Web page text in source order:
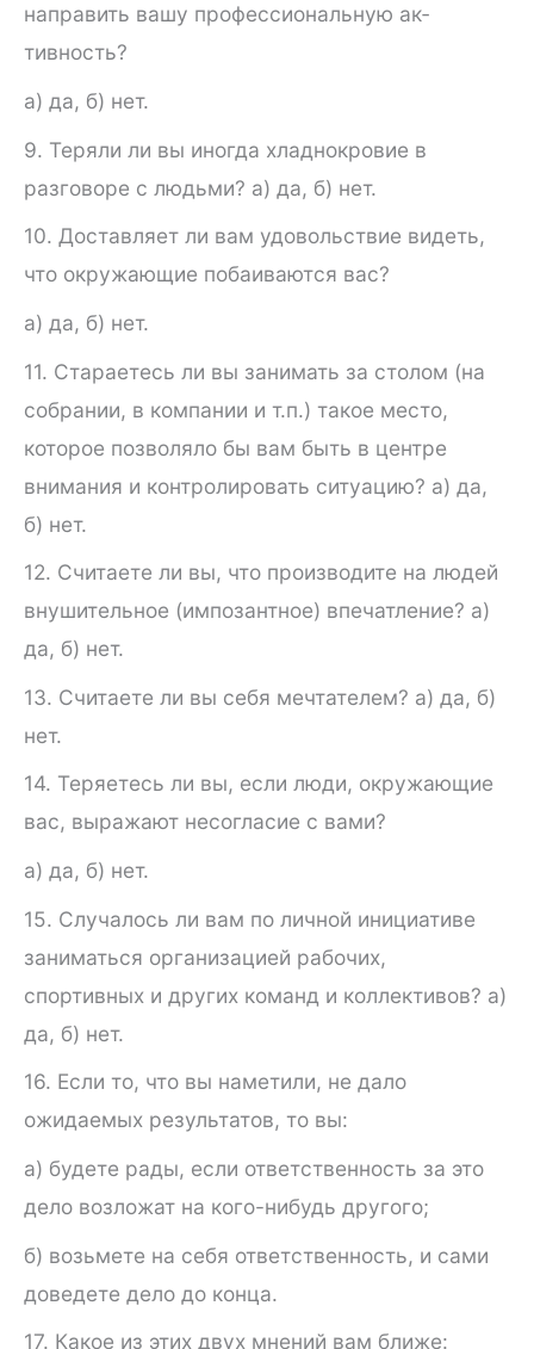
направить вашу профессиональную ак­
тивность?
а) да, б) нет.
9. Теряли ли вы иногда хладнокровие в
разговоре с людьми? а) да, б) нет.
10. Доставляет ли вам удовольствие видеть,
что окружающие побаиваются вас?
а) да, б) нет.
11. Стараетесь ли вы занимать за столом (на
собрании, в ком­пании и т.п.) такое место,
которое позволяло бы вам быть в центре
внимания и контролировать ситуацию? а) да,
б) нет.
12. Считаете ли вы, что производите на людей
внушительное (импозантное) впечатление? а)
да, б) нет.
13. Считаете ли вы себя мечтателем? а) да, б)
нет.
14. Теряетесь ли вы, если люди, окружающие
вас, выражают несогласие с вами?
а) да, б) нет.
15. Случалось ли вам по личной инициативе
заниматься орга­низацией рабочих,
спортивных и других команд и коллективов? а)
да, б) нет.
16. Если то, что вы наметили, не дало
ожидаемых результа­тов, то вы:
а) будете рады, если ответственность за это
дело возло­жат на кого-нибудь другого;
б) возьмете на себя ответственность, и сами
доведете дело до конца.
17. Какое из этих двух мнений вам ближе: